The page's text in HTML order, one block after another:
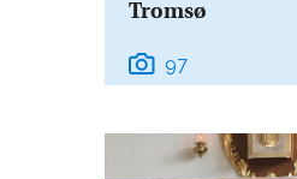
Tromsø
97